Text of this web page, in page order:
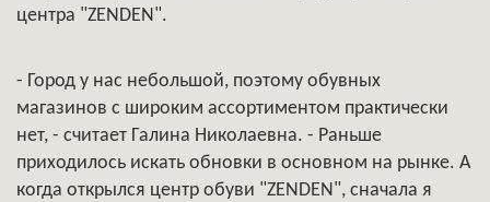
центра "ZENDEN".
- Город у нас небольшой, поэтому обувных
магазинов с широким ассортиментом практически
нет, - считает Галина Николаевна. - Раньше
приходилось искать обновки в основном на рынке. А
когда открылся центр обуви "ZENDEN", сначала я